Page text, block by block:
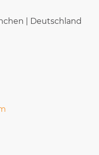
| Deutschland